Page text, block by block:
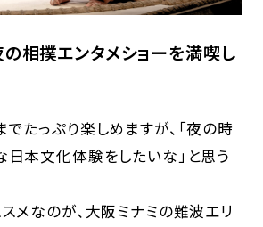
相撲エンタメショーを満喫し
たっぷり楽しめますが、「夜の時
本文化体験をしたいな」と思う
メなのが、大阪ミナミの難波エリ